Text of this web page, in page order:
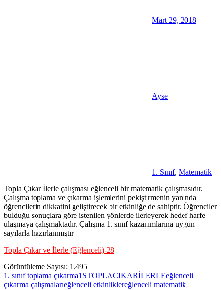
Mart 29, 2018
Ayse
1. Sınıf, Matematik
Topla Çıkar İlerle çalışması eğlenceli bir matematik çalışmasıdır.
Çalışma toplama ve çıkarma işlemlerini pekiştirmenin yanında
öğrencilerin dikkatini geliştirecek bir etkinliğe de sahiptir. Öğrenciler
bulduğu sonuçlara göre istenilen yönlerde ilerleyerek hedef harfe
ulaşmaya çalışmaktadır. Çalışma 1. sınıf kazanımlarına uygun
sayılarla hazırlanmıştır.
Topla Çıkar ve İlerle (Eğlenceli)-28
Görüntüleme Sayısı: 1.495
1. sınıf toplama çıkarma1STOPLACIKARİLERLEeğlenceli
çıkarma çalışmalarıeğlenceli etkinliklereğlenceli matematik